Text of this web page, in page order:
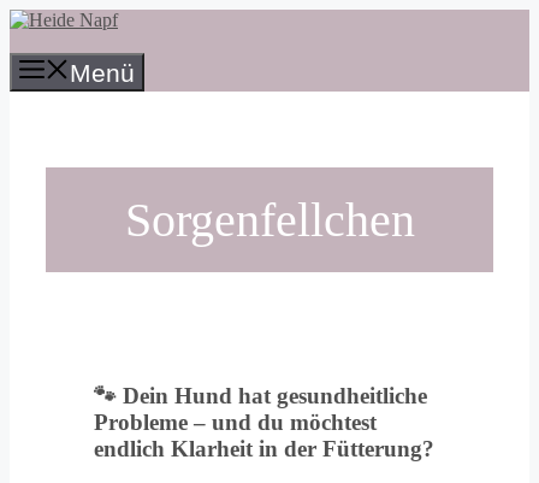
Zum
springenMenü
Sorgenfellchen
🐾 Dein Hund hat gesundheitliche
Probleme – und du möchtest
endlich Klarheit in der Fütterung?